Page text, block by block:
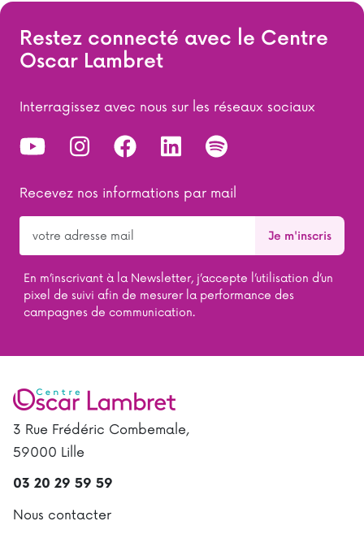
Restez connecté avec le Centre
Oscar Lambret
Interragissez avec nous sur les réseaux sociaux
Recevez nos informations par mail
En m’inscrivant à la Newsletter, j’accepte l’utilisation d’un
pixel de suivi afin de mesurer la performance des
campagnes de communication.
3 Rue Frédéric Combemale,
59000 Lille
03 20 29 59 59
Nous contacter